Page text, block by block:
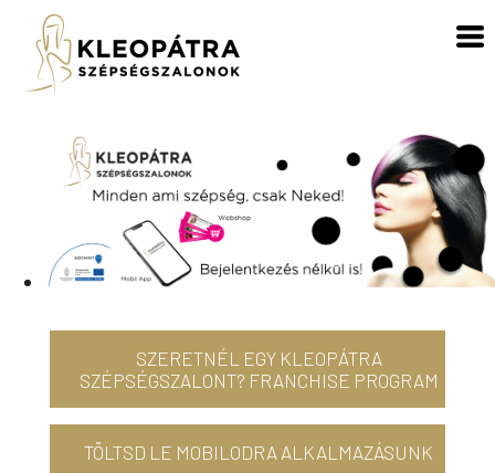
SZERETNÉL EGY KLEOPÁTRA
SZÉPSÉGSZALONT? FRANCHISE PROGRAM
TÖLTSD LE MOBILODRA ALKALMAZÁSUNK